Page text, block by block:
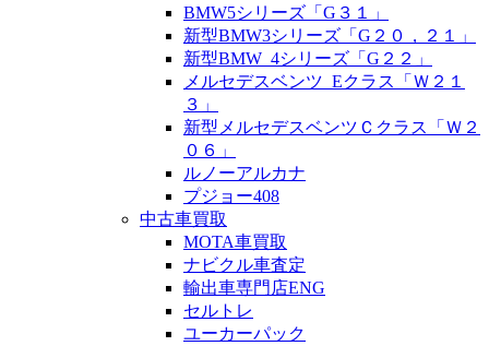
BMW5シリーズ「G３１」
新型BMW3シリーズ「G２０，２１」
新型BMW_4シリーズ「G２２」
メルセデスベンツ_Eクラス「Ｗ２１
３」
新型メルセデスベンツＣクラス「Ｗ２
０６」
ルノーアルカナ
プジョー408
中古車買取
MOTA車買取
ナビクル車査定
輸出車専門店ENG
セルトレ
ユーカーパック